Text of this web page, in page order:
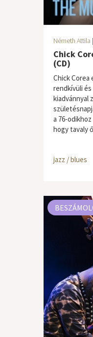
Németh Attila
Chick
(CD)
Chick
rendkívüli
kiadvánnyal
a 76-
hogy tavaly
jazz / blues